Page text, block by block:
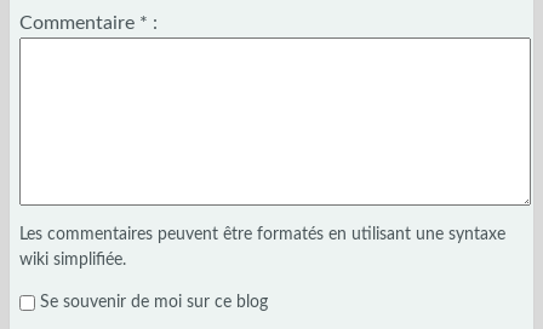
Commentaire * :
Les commentaires peuvent être formatés en utilisant une syntaxe
wiki simplifiée.
Se souvenir de moi sur ce blog